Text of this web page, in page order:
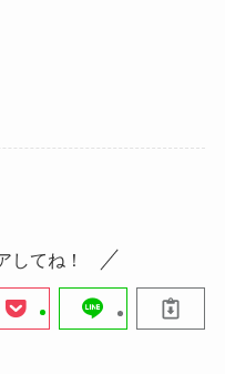
してね！